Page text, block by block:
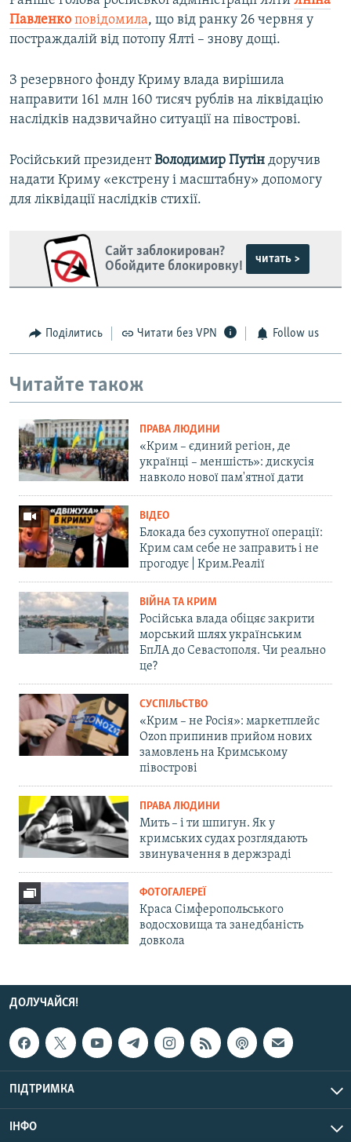
Павленко повідомила, що від ранку 26 червня у
постраждалій від потопу Ялті – знову дощі.
З резервного фонду Криму влада вирішила
направити 161 млн 160 тисяч рублів на ліквідацію
наслідків надзвичайно ситуації на півострові.
Російський президентВолодимир Путін доручив
надати Криму «екстрену і масштабну» допомогу
для ліквідації наслідків стихії.
Сайт заблокирован?
Обойдите блокировку!
читать >
Поділитись Читати без VPN Follow us
Читайте також
ПРАВА ЛЮДИНИ
«Крим – єдиний регіон, де
українці – меншість»: дискусія
навколо нової пам'ятної дати
ВІДЕО
Блокада без сухопутної операції:
Крим сам себе не заправить і не
прогодує | Крим.Реалії
ВІЙНА ТА КРИМ
Російська влада обіцяє закрити
морський шлях українським
БпЛА до Севастополя. Чи реально
це?
СУСПІЛЬСТВО
«Крим – не Росія»: маркетплейс
Ozon припинив прийом нових
замовлень на Кримському
півострові
ПРАВА ЛЮДИНИ
Мить – і ти шпигун. Як у
кримських судах розглядають
звинувачення в держзраді
ФОТОГАЛЕРЕЇ
Краса Сімферопольського
водосховища та занедбаність
довкола
ДОЛУЧАЙСЯ!
ПІДТРИМКА
ІНФО